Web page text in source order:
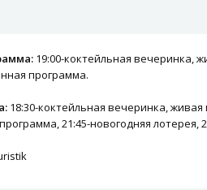
19:00-коктейльная вечеринка,
программа.
18:30-коктейльная вечеринка,
21:45-новогодняя